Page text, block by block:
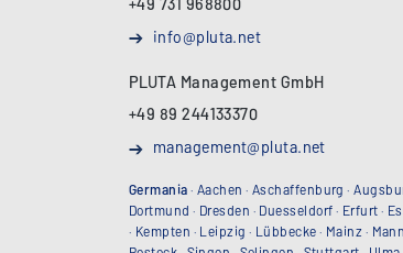
info@pluta.net
PLUTA Management GmbH
+49 89 244133370
management@pluta.net
Germania · Aachen ·Aschaffenburg ·
Dortmund · Dresden · Duesseldorf · Erfurt ·
· Kempten · Leipzig · Lübbecke · Mainz ·